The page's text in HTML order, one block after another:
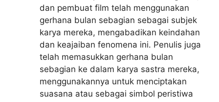
dan pembuat film telah menggunakan
gerhana bulan sebagian sebagai subjek
karya mereka, mengabadikan keindahan
dan keajaiban fenomena ini. Penulis juga
telah memasukkan gerhana bulan
sebagian ke dalam karya sastra mereka,
menggunakannya untuk menciptakan
suasana atau sebagai simbol peristiwa